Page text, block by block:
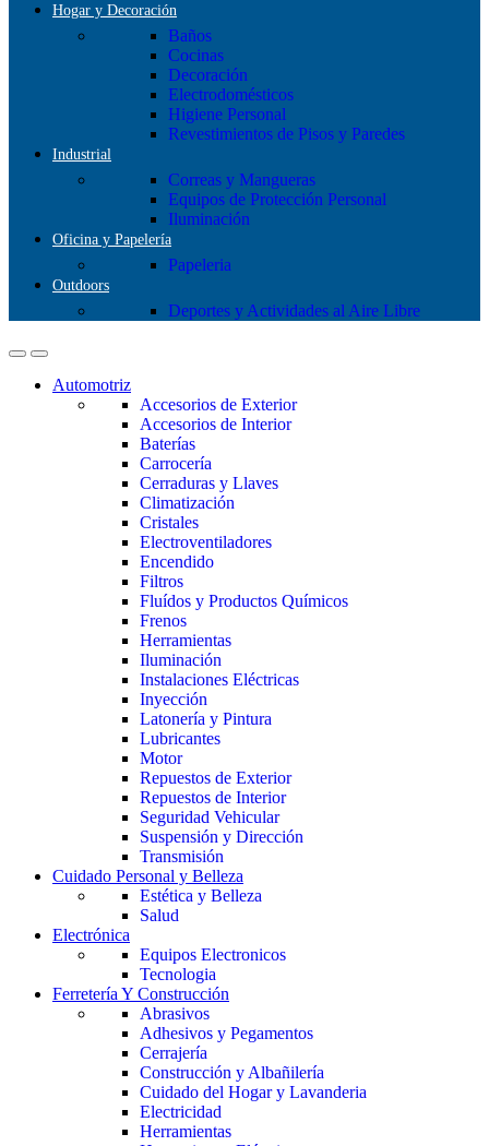
Hogar y Decoración
Baños
Cocinas
Decoración
Electrodomésticos
Higiene Personal
Revestimientos de Pisos y Paredes
Industrial
Correas y Mangueras
Equipos de Protección Personal
Iluminación
Oficina y Papelería
Papeleria
Outdoors
Deportes y Actividades al Aire Libre
Automotriz
Accesorios de Exterior
Accesorios de Interior
Baterías
Carrocería
Cerraduras y Llaves
Climatización
Cristales
Electroventiladores
Encendido
Filtros
Fluídos y Productos Químicos
Frenos
Herramientas
Iluminación
Instalaciones Eléctricas
Inyección
Latonería y Pintura
Lubricantes
Motor
Repuestos de Exterior
Repuestos de Interior
Seguridad Vehicular
Suspensión y Dirección
Transmisión
Cuidado Personal y Belleza
Estética y Belleza
Salud
Electrónica
Equipos Electronicos
Tecnologia
Ferretería Y Construcción
Abrasivos
Adhesivos y Pegamentos
Cerrajería
Construcción y Albañilería
Cuidado del Hogar y Lavanderia
Electricidad
Herramientas